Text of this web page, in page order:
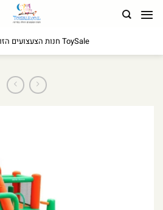
לתוכן
ToySale חנות הצעצועים הזולה במדינה